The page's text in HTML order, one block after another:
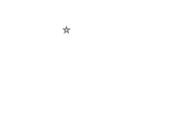
⭐️